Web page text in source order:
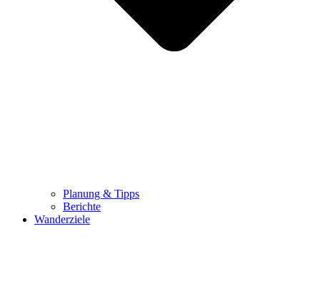
Planung & Tipps
Berichte
Wanderziele